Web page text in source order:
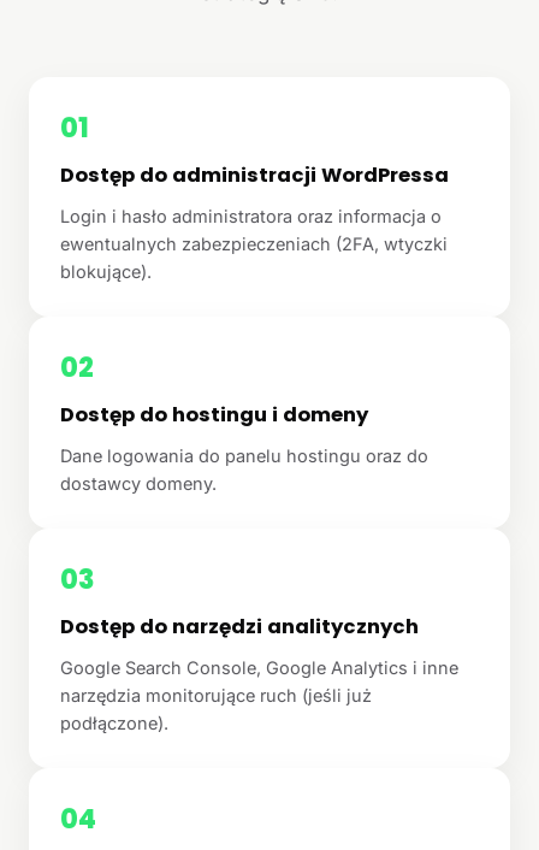
01
Dostęp do administracji WordPressa
Login i hasło administratora oraz informacja o
ewentualnych zabezpieczeniach (2FA, wtyczki
blokujące).
02
Dostęp do hostingu i domeny
Dane logowania do panelu hostingu oraz do
dostawcy domeny.
03
Dostęp do narzędzi analitycznych
Google Search Console, Google Analytics i inne
narzędzia monitorujące ruch (jeśli już
podłączone).
04